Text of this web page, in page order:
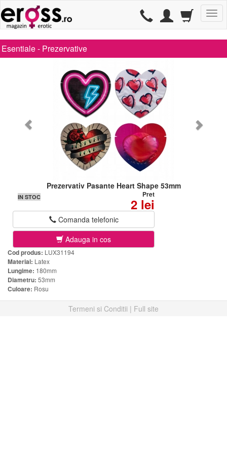
TG
Esentiale - Prezervative
Prezervativ Pasante Heart Shape 53mm
IN STOC Pret
2 lei
Comanda telefonic
Adauga in cos
Cod produs: LUX31194
Material: Latex
Lungime: 180mm
Diametru: 53mm
Culoare: Rosu
Termeni si Conditii | Full site